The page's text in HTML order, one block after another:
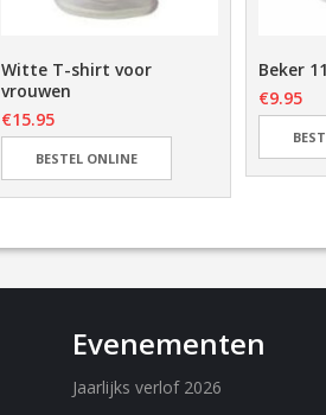
Witte T-shirt voor
vrouwen
€15.95
BESTEL ONLINE
Beker
€9.95
Evenementen
Jaarlijks verlof 2026